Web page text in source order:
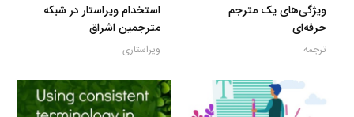
ویژگی‌های یک مترجم
حرفه‌ای
ترجمه
استخدام ویراستار در شبکه
مترجمین اشراق
ویراستاری